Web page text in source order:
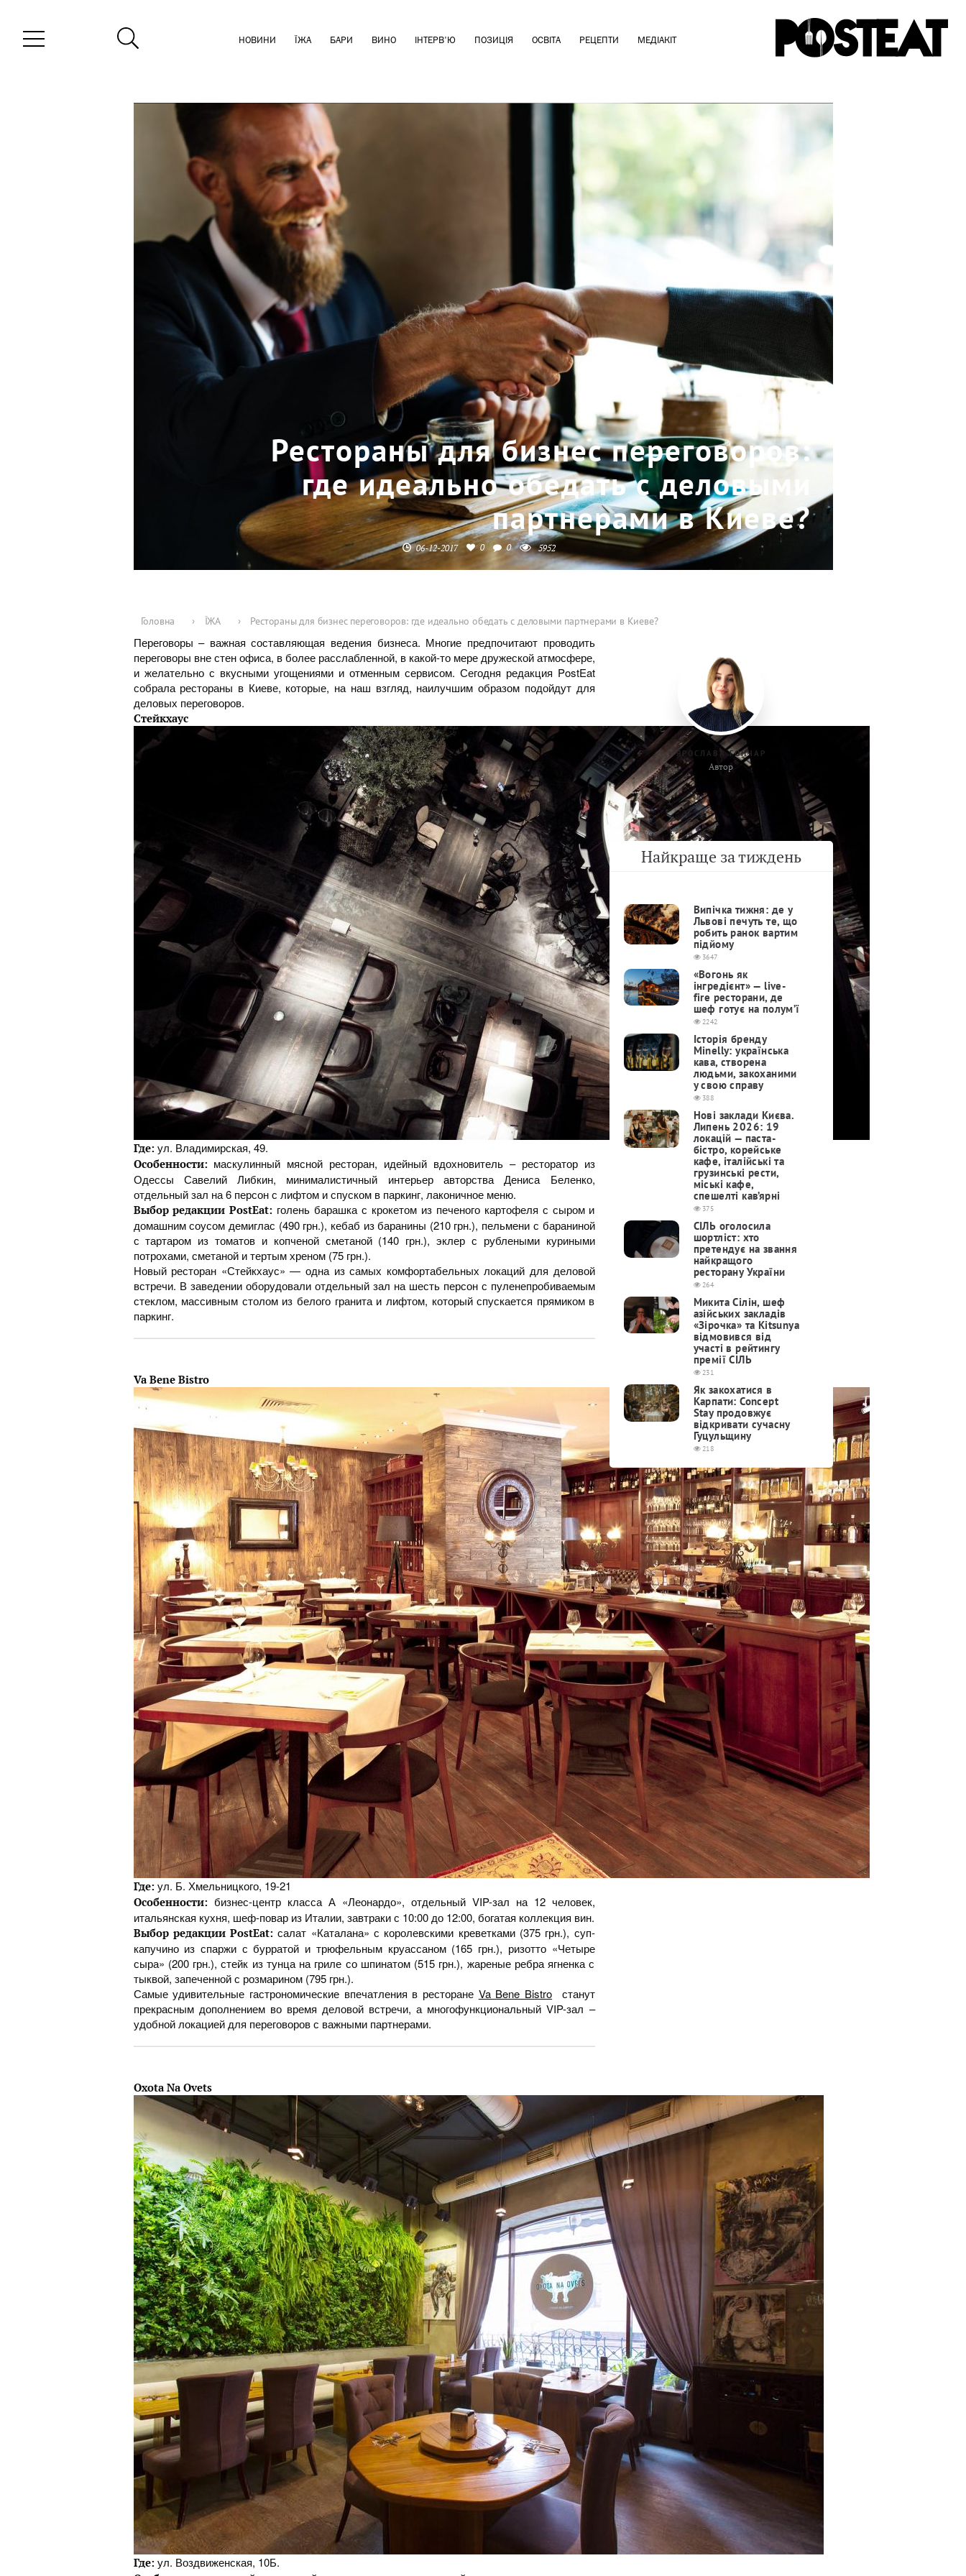
НОВИНИ ЇЖА БАРИ ВИНО ІНТЕРВ'Ю ПОЗИЦІЯ ОСВІТА РЕЦЕПТИ МЕДІАКІТ
Рестораны для бизнес переговоров:
где идеально обедать с деловыми
партнерами в Киеве?
06-12-2017 0 0 5952
Головна › ЇЖА › Рестораны для бизнес переговоров: где идеально обедать с деловыми партнерами в Киеве?
Переговоры – важная составляющая ведения бизнеса. Многие предпочитают проводить
переговоры вне стен офиса, в более расслабленной, в какой-то мере дружеской атмосфере,
и желательно с вкусными угощениями и отменным сервисом. Сегодня редакция PostEat
собрала рестораны в Киеве, которые, на наш взгляд, наилучшим образом подойдут для
деловых переговоров.
Стейкхаус
Где: ул. Владимирская, 49.
Особенности: маскулинный мясной ресторан, идейный вдохновитель – ресторатор из
Одессы Савелий Либкин, минималистичный интерьер авторства Дениса Беленко,
отдельный зал на 6 персон с лифтом и спуском в паркинг, лаконичное меню.
Выбор редакции PostEat: голень барашка с крокетом из печеного картофеля с сыром и
домашним соусом демиглас (490 грн.), кебаб из баранины (210 грн.), пельмени с бараниной
с тартаром из томатов и копченой сметаной (140 грн.), эклер с рублеными куриными
потрохами, сметаной и тертым хреном (75 грн.).
Новый ресторан «Стейкхаус» — одна из самых комфортабельных локаций для деловой
встречи. В заведении оборудовали отдельный зал на шесть персон с пуленепробиваемым
стеклом, массивным столом из белого гранита и лифтом, который спускается прямиком в
паркинг.
Va Bene Bistro
Где: ул. Б. Хмельницкого, 19-21
Особенности: бизнес-центр класса А «Леонардо», отдельный VIP-зал на 12 человек,
итальянская кухня, шеф-повар из Италии, завтраки с 10:00 до 12:00, богатая коллекция вин.
Выбор редакции PostEat:салат «Каталана» с королевскими креветками (375 грн.), суп-
капучино из спаржи с бурратой и трюфельным круассаном (165 грн.), ризотто «Четыре
сыра» (200 грн.), стейк из тунца на гриле со шпинатом (515 грн.), жареные ребра ягненка с
тыквой, запеченной с розмарином (795 грн.).
Самые удивительные гастрономические впечатления в ресторане Va Bene Bistro станут
прекрасным дополнением во время деловой встречи, а многофункциональный VIP-зал –
удобной локацией для переговоров с важными партнерами.
Oxota Na Ovets
Где: ул. Воздвиженская, 10Б.
ЯРОСЛАВА ГОНЧАР
Автор
Найкраще за тиждень
Випічка тижня: де у
Львові печуть те, що
робить ранок вартим
підйому
3647
«Вогонь як
інгредієнт» — live-
fire ресторани, де
шеф готує на полум’ї
2242
Історія бренду
Minelly: українська
кава, створена
людьми, закоханими
у свою справу
388
Нові заклади Києва.
Липень 2026: 19
локацій — паста-
бістро, корейське
кафе, італійські та
грузинські рести,
міські кафе,
спешелті кав’ярні
375
СІЛЬ оголосила
шортліст: хто
претендує на звання
найкращого
ресторану України
264
Микита Сілін, шеф
азійських закладів
«Зірочка» та Kitsunya
відмовився від
участі в рейтингу
премії СІЛЬ
231
Як закохатися в
Карпати: Concept
Stay продовжує
відкривати сучасну
Гуцульщину
218